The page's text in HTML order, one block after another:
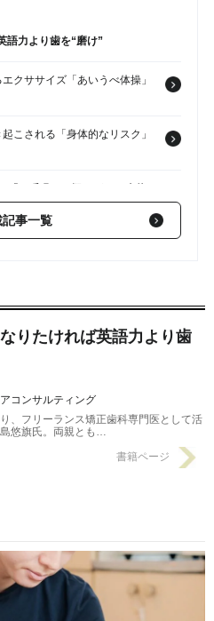
語力より歯を“磨け”
クササイズ「あいうべ体操」
こされる「身体的なリスク」
合わせに影響を及ぼす日常生活
しい噛み合わせ」を確認する
記事一覧
りたければ英語力より歯
コンサルティング
、フリーランス矯正歯科専門医として活
悠旗氏。両親とも…
書籍ページ